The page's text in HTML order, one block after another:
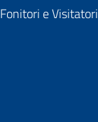
Fonitori e Visitatori